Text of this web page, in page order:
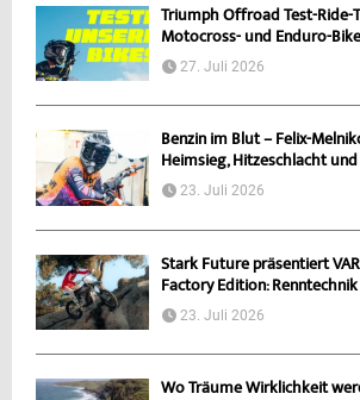
Triumph Offroad Test-Ride-
Motocross- und Enduro-
27. Juli 2026
Benzin im Blut – Felix-
Heimsieg, Hitzeschlacht
23. Juli 2026
Stark Future präsentiert
Factory Edition:
23. Juli 2026
Wo Träume Wirklichkeit